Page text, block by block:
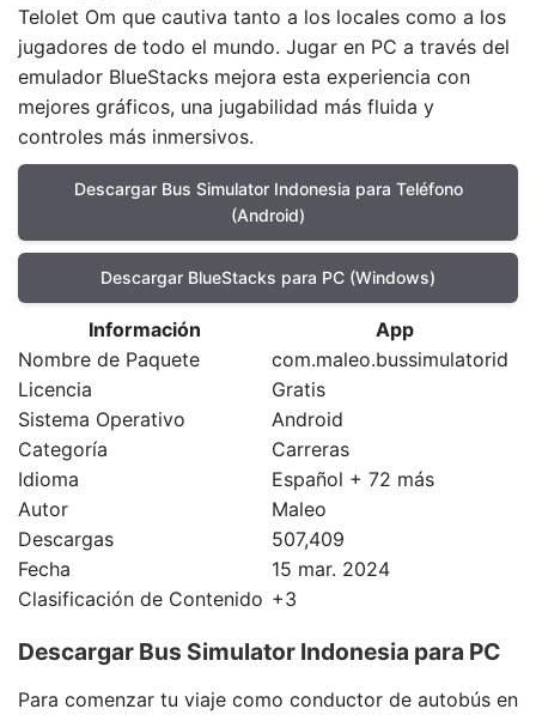
Telolet Om que cautiva tanto a los locales como a los
jugadores de todo el mundo. Jugar en PC a través del
emulador BlueStacks mejora esta experiencia con
mejores gráficos, una jugabilidad más fluida y
controles más inmersivos.
Descargar Bus Simulator Indonesia para Teléfono
(Android)
Descargar BlueStacks para PC (Windows)
Información
App
Nombre de Paquete
com.maleo.bussimulatorid
Licencia
Gratis
Sistema Operativo
Android
Categoría
Carreras
Idioma
Español + 72 más
Autor
Maleo
Descargas
507,409
Fecha
15 mar. 2024
Clasificación de Contenido +3
Descargar Bus Simulator Indonesia para PC
Para comenzar tu viaje como conductor de autobús en